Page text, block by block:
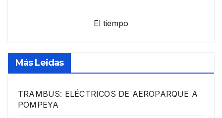
El tiempo
Más Leidas
TRAMBUS: ELÉCTRICOS DE AEROPARQUE A
POMPEYA